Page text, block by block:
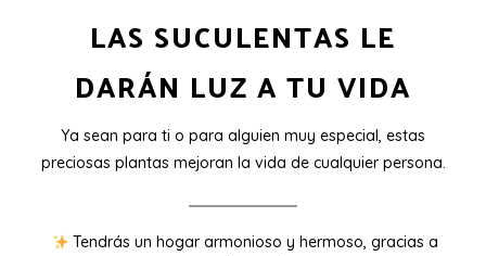
LAS SUCULENTAS LE
DARÁN LUZ A TU VIDA
Ya sean para ti o para alguien muy especial, estas
preciosas plantas mejoran la vida de cualquier persona.
Tendrás un hogar armonioso y hermoso, gracias a